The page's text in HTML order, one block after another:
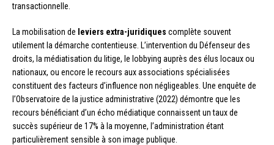
transactionnelle.
La mobilisation de leviers extra-juridiques complète souvent
utilement la démarche contentieuse. L’intervention du Défenseur des
droits, la médiatisation du litige, le lobbying auprès des élus locaux ou
nationaux, ou encore le recours aux associations spécialisées
constituent des facteurs d’influence non négligeables. Une enquête de
l’Observatoire de la justice administrative (2022) démontre que les
recours bénéficiant d’un écho médiatique connaissent un taux de
succès supérieur de 17% à la moyenne, l’administration étant
particulièrement sensible à son image publique.